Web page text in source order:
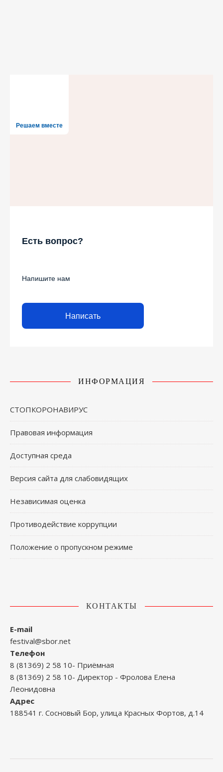
Решаем вместе
Есть вопрос?
Напишите нам
Написать
ИНФОРМАЦИЯ
СТОПКОРОНАВИРУС
Правовая информация
Доступная среда
Версия сайта для слабовидящих
Независимая оценка
Противодействие коррупции
Положение о пропускном режиме
КОНТАКТЫ
E-mail
festival@sbor.net
Телефон
8 (81369) 2 58 10- Приёмная
8 (81369) 2 58 10- Директор - Фролова Елена
Леонидовна
Адрес
188541 г. Сосновый Бор, улица Красных Фортов, д.14